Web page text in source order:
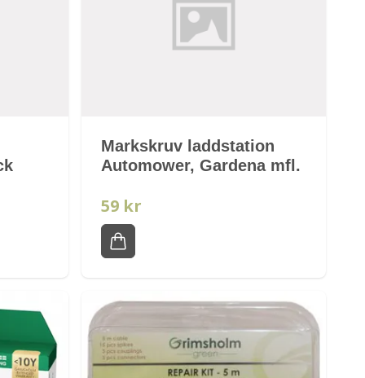
Markskruv laddstation
Automower, Gardena mfl.
59 kr